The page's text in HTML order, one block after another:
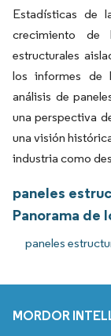
Estadísticas de
crecimiento de
estructurales
los informes de
análisis de
una perspectiva
una visión
industria como
paneles
Panorama de
paneles
MORDOR